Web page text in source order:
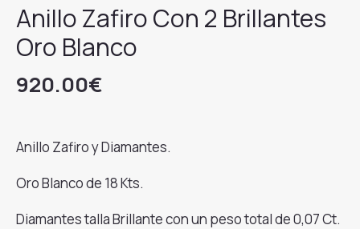
Anillo Zafiro Con 2 Brillantes
Oro Blanco
920.00€
Anillo Zafiro y Diamantes.
Oro Blanco de 18 Kts.
Diamantes talla Brillante con un peso total de 0,07 Ct.